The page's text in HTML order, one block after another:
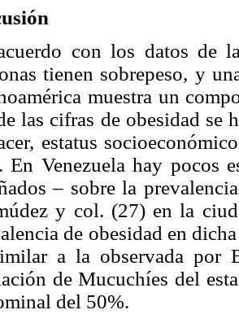
con los datos de
tienen sobrepeso, y
muestra un
las cifras de obesidad se
estatus
En Venezuela hay pocos
– sobre la
y col. (27) en la
de obesidad en
a la observada por
de Mucuchíes del
del 50%.